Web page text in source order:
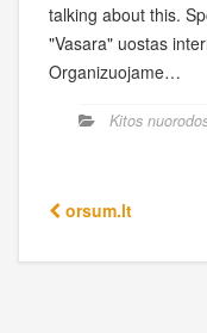
talking about this.
"Vasara" uostas
Organizuojame…
Kitos
orsum.lt